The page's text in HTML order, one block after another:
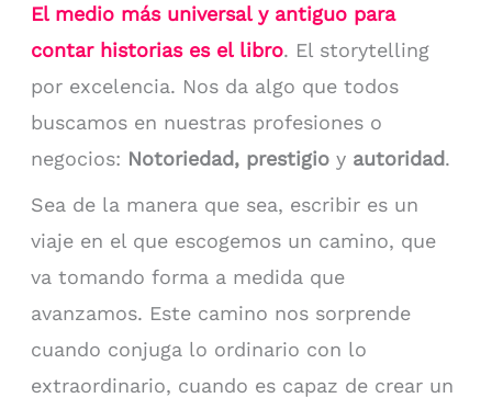
El medio más universal y antiguo para
contar historias es el libro. El storytelling
por excelencia. Nos da algo que todos
buscamos en nuestras profesiones o
negocios: Notoriedad, prestigio yautoridad.
Sea de la manera que sea, escribir es un
viaje en el que escogemos un camino, que
va tomando forma a medida que
avanzamos. Este camino nos sorprende
cuando conjuga lo ordinario con lo
extraordinario, cuando es capaz de crear un